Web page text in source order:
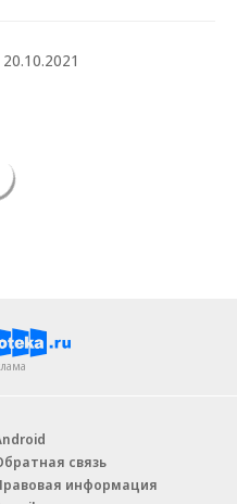
связь
информация